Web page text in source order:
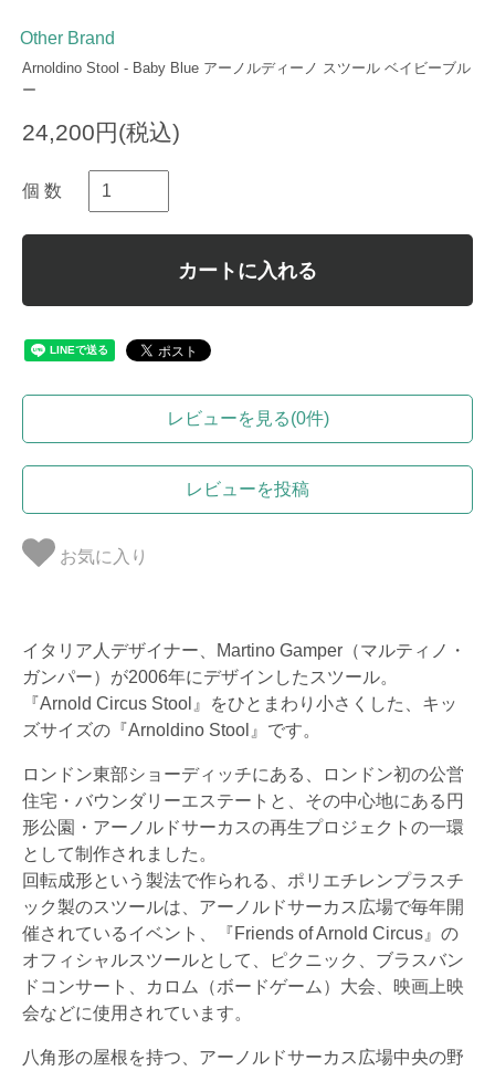
Other Brand
Arnoldino Stool - Baby Blue アーノルディーノ スツール ベイビーブル
ー
24,200円(税込)
個 数
カートに入れる
レビューを見る(0件)
レビューを投稿
お気に入り
イタリア人デザイナー、Martino Gamper（マルティノ・
ガンパー）が2006年にデザインしたスツール。
『Arnold Circus Stool』をひとまわり小さくした、キッ
ズサイズの『Arnoldino Stool』です。
ロンドン東部ショーディッチにある、ロンドン初の公営
住宅・バウンダリーエステートと、その中心地にある円
形公園・アーノルドサーカスの再生プロジェクトの一環
として制作されました。
回転成形という製法で作られる、ポリエチレンプラスチ
ック製のスツールは、アーノルドサーカス広場で毎年開
催されているイベント、『Friends of Arnold Circus』の
オフィシャルスツールとして、ピクニック、ブラスバン
ドコンサート、カロム（ボードゲーム）大会、映画上映
会などに使用されています。
八角形の屋根を持つ、アーノルドサーカス広場中央の野